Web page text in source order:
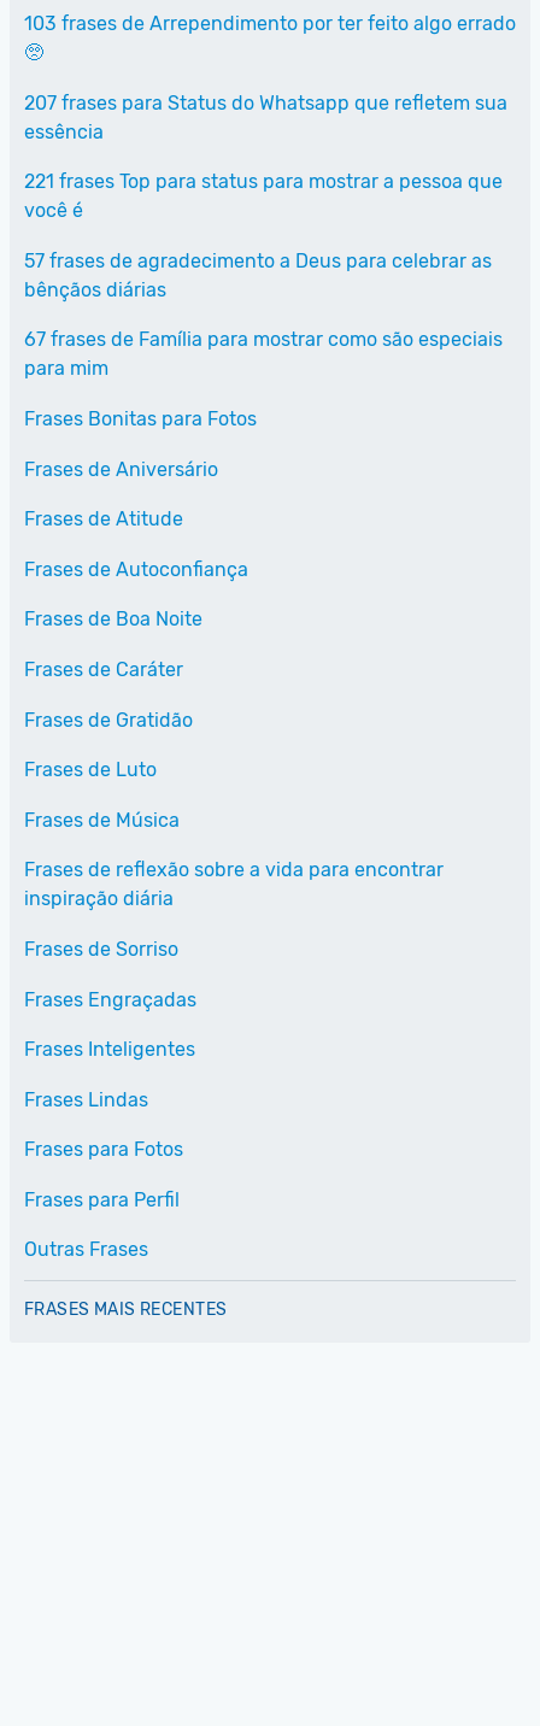
103 frases de Arrependimento por ter feito algo errado
🥺
207 frases para Status do Whatsapp que refletem sua
essência
221 frases Top para status para mostrar a pessoa que
você é
57 frases de agradecimento a Deus para celebrar as
bênçãos diárias
67 frases de Família para mostrar como são especiais
para mim
Frases Bonitas para Fotos
Frases de Aniversário
Frases de Atitude
Frases de Autoconfiança
Frases de Boa Noite
Frases de Caráter
Frases de Gratidão
Frases de Luto
Frases de Música
Frases de reflexão sobre a vida para encontrar
inspiração diária
Frases de Sorriso
Frases Engraçadas
Frases Inteligentes
Frases Lindas
Frases para Fotos
Frases para Perfil
Outras Frases
FRASES MAIS RECENTES